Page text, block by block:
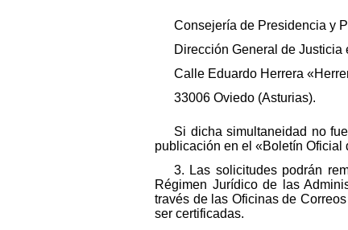
Consejería de Presidencia y
Dirección General de Justicia
Calle Eduardo Herrera
33006 Oviedo (Asturias).
Si dicha simultaneidad no
publicación en el «Boletín Oficial
3. Las solicitudes podrán
Régimen Jurídico de las
través de las Oficinas de
ser certificadas.